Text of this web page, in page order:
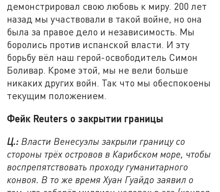
демонстрировал свою любовь к миру. 200 лет
назад мы участвовали в такой войне, но она
была за правое дело и независимость. Мы
боролись против испанской власти. И эту
борьбу вёл наш герой-освободитель Симон
Боливар. Кроме этой, мы не вели больше
никаких других войн. Так что мы обеспокоены
текущим положением.
Фейк Reuters о закрытии границы
Ц.: Власти Венесуэлы закрыли границу со
стороны трёх островов в Карибском море, чтобы
воспрепятствовать проходу гуманитарного
конвоя. В то же время Хуан Гуайдо заявил о